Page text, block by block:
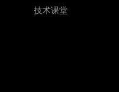
技术课堂